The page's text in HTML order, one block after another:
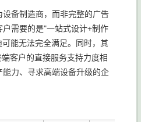
设备制造商，而非完整的广告
需要的是"一站式设计+制作
能无法完全满足。同时，其
客户的直接服务支持力度相
力、寻求高端设备升级的企